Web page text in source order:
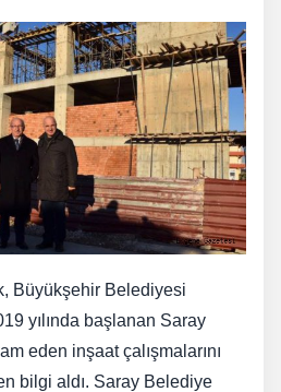
Büyükşehir Belediyesi
yılında başlanan Saray
eden inşaat çalışmalarını
bilgi aldı. Saray Belediye